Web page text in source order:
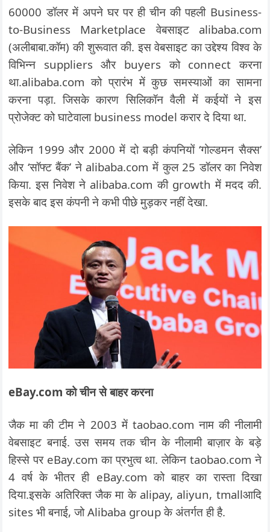
60000 डॉलर में अपने घर पर ही चीन की पहली Business-
to-Business Marketplace वेबसाइट alibaba.com
(अलीबाबा.कॉम) की शुरूवात की. इस वेबसाइट का उद्देश्य विश्व के
विभिन्न suppliers और buyers को connect करना
था.alibaba.com को प्रारंभ में कुछ समस्याओं का सामना
करना पड़ा. जिसके कारण सिलिकॉन वैली में कईयों ने इस
प्रोजेक्ट को घाटेवाला business model करार दे दिया था.
लेकिन 1999 और 2000 में दो बड़ी कंपनियों ‘गोल्डमन सैक्स’
और ‘सॉफ्ट बैंक’ ने alibaba.com में कुल 25 डॉलर का निवेश
किया. इस निवेश ने alibaba.com की growth में मदद की.
इसके बाद इस कंपनी ने कभी पीछे मुड़कर नहीं देखा.
eBay.com को चीन से बाहर करना
जैक मा की टीम ने 2003 में taobao.com नाम की नीलामी
वेबसाइट बनाई. उस समय तक चीन के नीलामी बाज़ार के बड़े
हिस्से पर eBay.com का प्रभुत्व था. लेकिन taobao.com ने
4 वर्ष के भीतर ही eBay.com को बाहर का रास्ता दिखा
दिया.इसके अतिरिक्त जैक मा के alipay, aliyun, tmallआदि
sites भी बनाई, जो Alibaba group के अंतर्गत ही है.